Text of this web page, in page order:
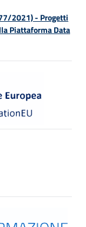
2021) - Progetti
Piattaforma Data